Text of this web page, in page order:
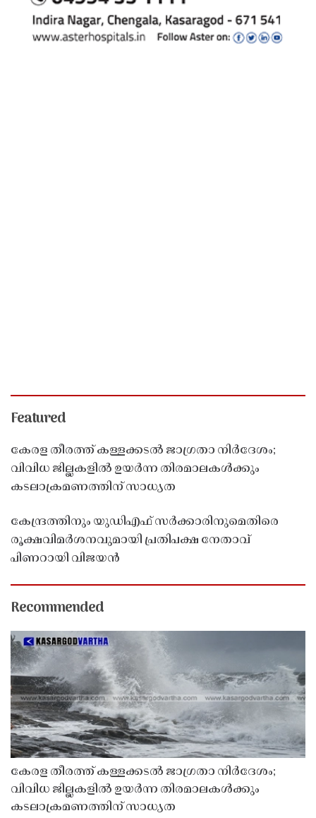
Featured
കേരള തീരത്ത് കള്ളക്കടൽ ജാഗ്രതാ നിർദേശം;
വിവിധ ജില്ലകളിൽ ഉയർന്ന തിരമാലകൾക്കും
കടലാക്രമണത്തിന് സാധ്യത
കേന്ദ്രത്തിനും യുഡിഎഫ് സർക്കാരിനുമെതിരെ
രൂക്ഷവിമർശനവുമായി പ്രതിപക്ഷ നേതാവ്
പിണറായി വിജയൻ
Recommended
കേരള തീരത്ത് കള്ളക്കടൽ ജാഗ്രതാ നിർദേശം;
വിവിധ ജില്ലകളിൽ ഉയർന്ന തിരമാലകൾക്കും
കടലാക്രമണത്തിന് സാധ്യത